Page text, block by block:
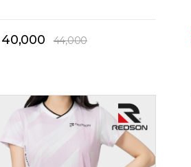
40,000 44,000